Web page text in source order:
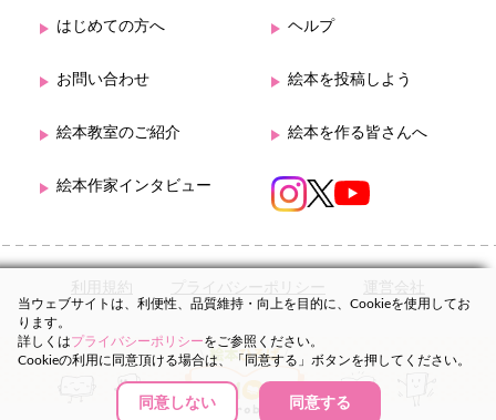
はじめての方へ ヘルプ
お問い合わせ 絵本を投稿しよう
絵本教室のご紹介 絵本を作る皆さんへ
絵本作家インタビュー
利用規約 プライバシーポリシー 運営会社
当ウェブサイトは、利便性、品質維持・向上を目的に、Cookieを使用してお
ります。
詳しくはプライバシーポリシーをご参照ください。
Cookieの利用に同意頂ける場合は、「同意する」ボタンを押してください。
同意しない 同意する